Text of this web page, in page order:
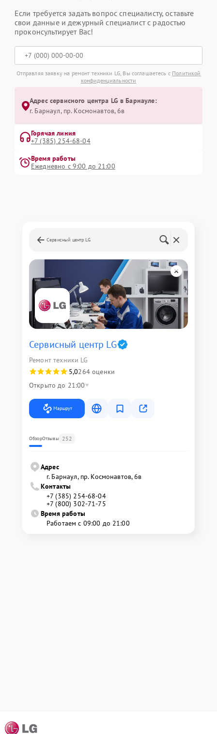
Если требуется задать вопрос специалисту, оставьте
свои данные и дежурный специалист с радостью
проконсультирует Вас!
Отправляя заявку на ремонт техники LG, Вы соглашаетесь с Политикой
конфиденциальности
Адрес сервисного центра LG в Барнауле:
г. Барнаул, ​пр. Космонавтов, 6в
Горячая линия
+7 (385) 254-68-04
Время работы
Ежедневно с 9:00 до 21:00
Сервисный центр LG
Сервисный центр LG
Ремонт техники LG
5,0264 оценки
Открыто до 21:00
Маршрут
ОбзорОтзывы 252
Адрес
г. Барнаул, ​пр. Космонавтов, 6в
Контакты
+7 (385) 254-68-04
+7 (800) 302-71-75
Время работы
Работаем с 09:00 до 21:00